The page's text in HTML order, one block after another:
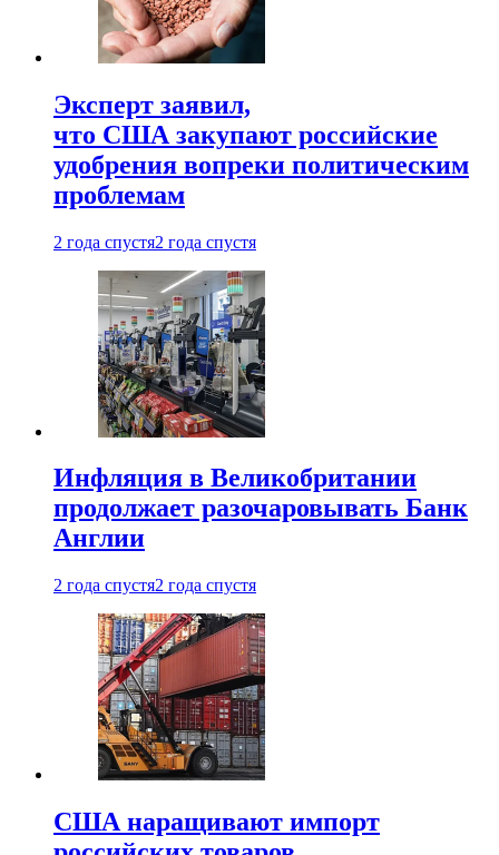
Эксперт заявил,
что США закупают российские
удобрения вопреки политическим
проблемам
2 года спустя2 года спустя
Инфляция в Великобритании
продолжает разочаровывать Банк
Англии
2 года спустя2 года спустя
США наращивают импорт